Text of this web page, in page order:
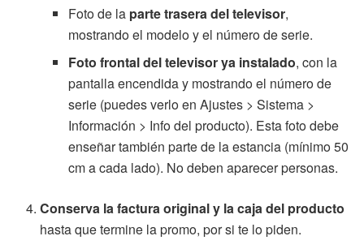
Foto de la parte trasera del televisor,
mostrando el modelo y el número de serie.
Foto frontal del televisor ya instalado, con la
pantalla encendida y mostrando el número de
serie (puedes verlo en Ajustes > Sistema >
Información > Info del producto). Esta foto debe
enseñar también parte de la estancia (mínimo 50
cm a cada lado). No deben aparecer personas.
Conserva la factura original y la caja del producto
hasta que termine la promo, por si te lo piden.